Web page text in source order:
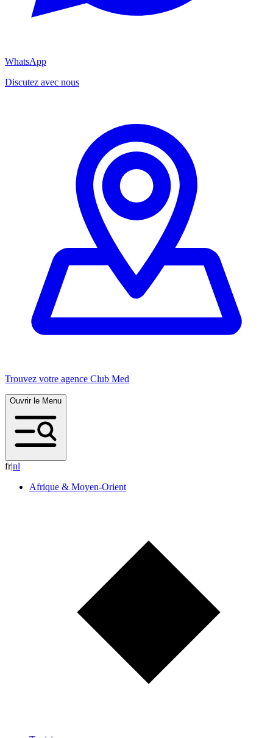
WhatsApp
Discutez avec nous
Trouvez votre agence Club Med
Ouvrir le Menu
fr|nl
Afrique & Moyen-Orient